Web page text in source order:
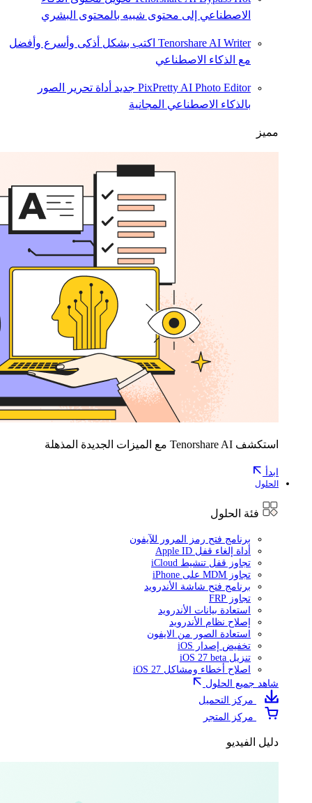
الاصطناعي إلى محتوى شبيه بالمحتوى البشري
Tenorshare AI Writer اكتب بشكل أذكى وأسرع وأفضل
مع الذكاء الاصطناعي
PixPretty AI Photo Editor جديد أداة تحرير الصور
بالذكاء الاصطناعي المجانية
مميز
استكشف Tenorshare AI مع الميزات الجديدة المذهلة
ابدأ
الحلول
فئة الحلول
برنامج فتح رمز المرور للآيفون
أداة إلغاء قفل Apple ID
تجاوز قفل تنشيط iCloud
تجاوز MDM على iPhone
برنامج فتح شاشة الأندرويد
تجاوز FRP
استعادة بيانات الأندرويد
إصلاح نظام الأندرويد
استعادة الصور من الايفون
تخفيض إصدار iOS
تنزيل iOS 27 beta
اصلاح أخطاء ومشاكل iOS 27
شاهد جميع الحلول
مركز التحميل
مركز المتجر
دليل الفيديو